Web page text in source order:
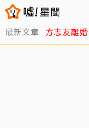
最新文章 方志友離婚